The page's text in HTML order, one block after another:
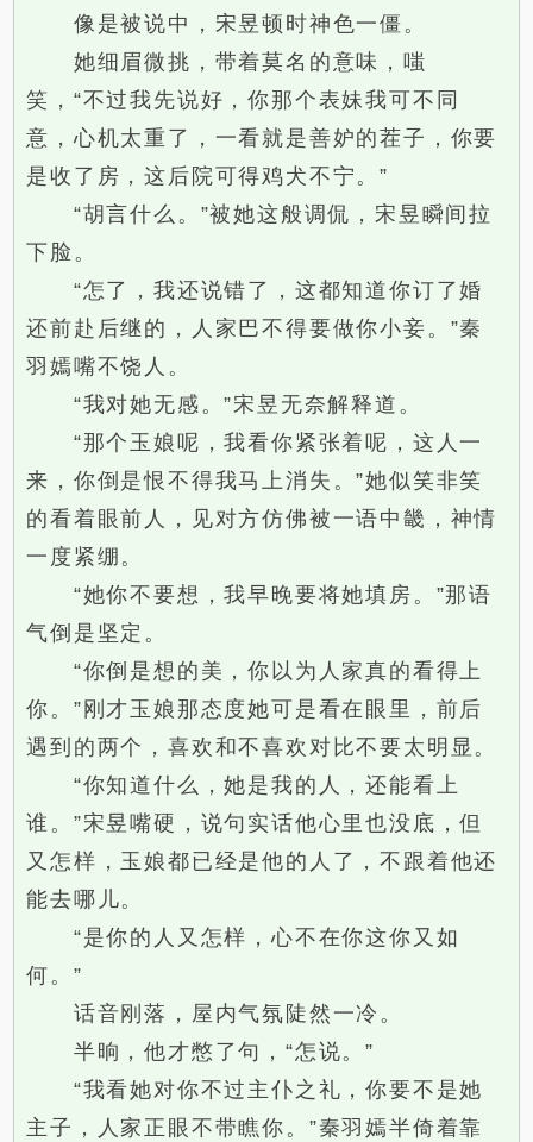
像是被说中，宋昱顿时神色一僵。
她细眉微挑，带着莫名的意味，嗤
笑，“不过我先说好，你那个表妹我可不同
意，心机太重了，一看就是善妒的茬子，你要
是收了房，这后院可得鸡犬不宁。”
“胡言什么。”被她这般调侃，宋昱瞬间拉
下脸。
“怎了，我还说错了，这都知道你订了婚
还前赴后继的，人家巴不得要做你小妾。”秦
羽嫣嘴不饶人。
“我对她无感。”宋昱无奈解释道。
“那个玉娘呢，我看你紧张着呢，这人一
来，你倒是恨不得我马上消失。”她似笑非笑
的看着眼前人，见对方仿佛被一语中畿，神情
一度紧绷。
“她你不要想，我早晚要将她填房。”那语
气倒是坚定。
“你倒是想的美，你以为人家真的看得上
你。”刚才玉娘那态度她可是看在眼里，前后
遇到的两个，喜欢和不喜欢对比不要太明显。
“你知道什么，她是我的人，还能看上
谁。”宋昱嘴硬，说句实话他心里也没底，但
又怎样，玉娘都已经是他的人了，不跟着他还
能去哪儿。
“是你的人又怎样，心不在你这你又如
何。”
话音刚落，屋内气氛陡然一冷。
半晌，他才憋了句，“怎说。”
“我看她对你不过主仆之礼，你要不是她
主子，人家正眼不带瞧你。”秦羽嫣半倚着靠